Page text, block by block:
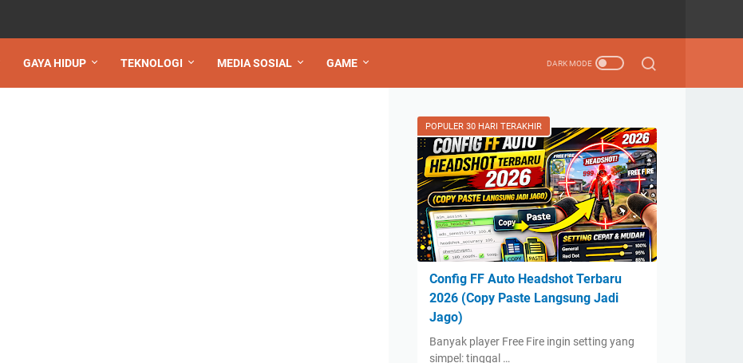
GAYA HIDUP TEKNOLOGI MEDIA SOSIAL GAME
POPULER 30 HARI TERAKHIR
Config FF Auto Headshot Terbaru
2026 (Copy Paste Langsung Jadi
Jago)
Banyak player Free Fire ingin setting yang
simpel: tinggal …